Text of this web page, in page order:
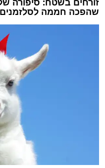
שהפכה חממה לסלזמנים